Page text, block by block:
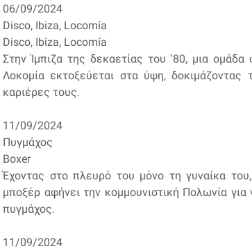
06/09/2024
Disco, Ibiza, Locomía
Disco, Ibiza, Locomía
Στην Ίμπιζα της δεκαετίας του '80, μια
Λοκομία εκτοξεύεται στα ύψη, δοκιμάζοντας
καριέρες τους.
11/09/2024
Πυγμάχος
Boxer
Έχοντας στο πλευρό του μόνο τη γυναίκα
μποξέρ αφήνει την κομμουνιστική Πολωνία
πυγμάχος.
11/09/2024